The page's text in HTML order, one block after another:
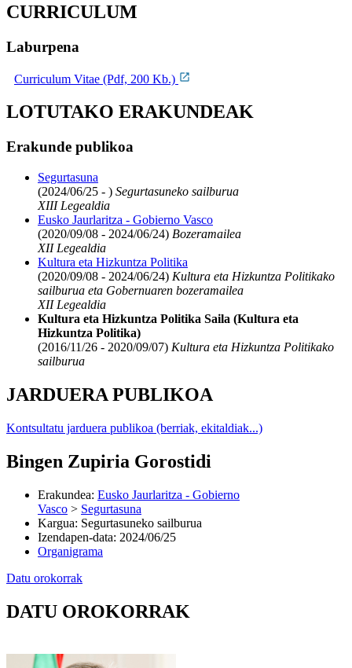
CURRICULUM
Laburpena
Curriculum Vitae (Pdf, 200 Kb.)
LOTUTAKO ERAKUNDEAK
Erakunde publikoa
Segurtasuna
(2024/06/25 - ) Segurtasuneko sailburua
XIII Legealdia
Eusko Jaurlaritza - Gobierno Vasco
(2020/09/08 - 2024/06/24) Bozeramailea
XII Legealdia
Kultura eta Hizkuntza Politika
(2020/09/08 - 2024/06/24) Kultura eta Hizkuntza Politikako
sailburua eta Gobernuaren bozeramailea
XII Legealdia
Kultura eta Hizkuntza Politika Saila (Kultura eta
Hizkuntza Politika)
(2016/11/26 - 2020/09/07) Kultura eta Hizkuntza Politikako
sailburua
JARDUERA PUBLIKOA
Kontsultatu jarduera publikoa (berriak, ekitaldiak...)
Bingen Zupiria Gorostidi
Erakundea: Eusko Jaurlaritza - Gobierno
Vasco > Segurtasuna
Kargua: Segurtasuneko sailburua
Izendapen-data: 2024/06/25
Organigrama
Datu orokorrak
DATU OROKORRAK